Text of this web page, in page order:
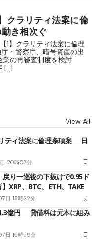
クラリティ法案に倫
き相次ぐ
1】クラリティ法案に倫理
・警察庁、暗号資産の出
業の再審査制度を検討
[…]
View All
ティ法案に倫理条項案──日
20時07分
り一巡後の下抜けで0.95ド
XRP、BTC、ETH、TAKE
日 18時22分
億円──貸借料は元本に組み
日 15時59分